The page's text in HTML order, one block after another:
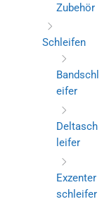
Zubehör
Schleifen
Bandschl
eifer
Deltasch
leifer
Exzenter
schleifer